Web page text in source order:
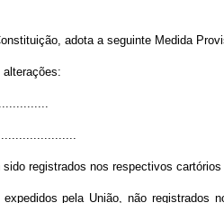
adota a seguinte Medida
sido registrados nos respectivos
expedidos pela União, não registrados